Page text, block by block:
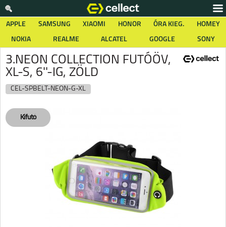
APPLE SAMSUNG XIAOMI HONOR ÓRA KIEG.
HOMEY
NOKIA
REALME ALCATEL GOOGLE SONY
3.NEON COLLECTION FUTÓÖV,
XL-S, 6''-IG, ZÖLD
CEL-SPBELT-NEON-G-XL